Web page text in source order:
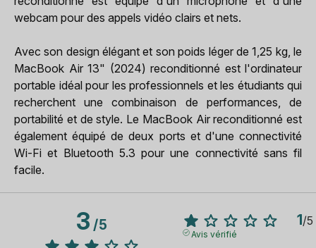
webcam pour des appels vidéo clairs et nets.
Avec son design élégant et son poids léger de 1,25 kg, le
MacBook Air 13" (2024) reconditionné est l'ordinateur
portable idéal pour les professionnels et les étudiants qui
recherchent une combinaison de performances, de
portabilité et de style. Le MacBook Air reconditionné est
également équipé de deux ports et d'une connectivité
Wi-Fi et Bluetooth 5.3 pour une connectivité sans fil
facile.
3/5 1/5
Avis vérifié